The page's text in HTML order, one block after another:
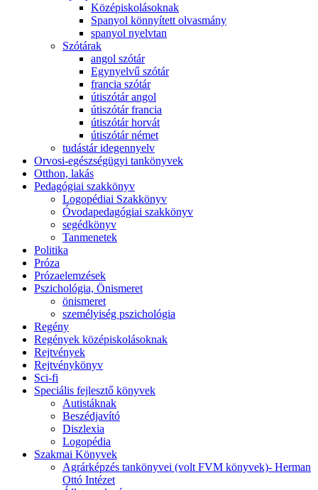
Középiskolásoknak
Spanyol könnyített olvasmány
spanyol nyelvtan
Szótárak
angol szótár
Egynyelvű szótár
francia szótár
útiszótár angol
útiszótár francia
útiszótár horvát
útiszótár német
tudástár idegennyelv
Orvosi-egészségügyi tankönyvek
Otthon, lakás
Pedagógiai szakkönyv
Logopédiai Szakkönyv
Óvodapedagógiai szakkönyv
segédkönyv
Tanmenetek
Politika
Próza
Prózaelemzések
Pszichológia, Önismeret
önismeret
személyiség pszichológia
Regény
Regények középiskolásoknak
Rejtvények
Rejtvénykönyv
Sci-fi
Speciális fejlesztő könyvek
Autistáknak
Beszédjavító
Diszlexia
Logopédia
Szakmai Könyvek
Agrárképzés tankönyvei (volt FVM könyvek)- Herman
Ottó Intézet